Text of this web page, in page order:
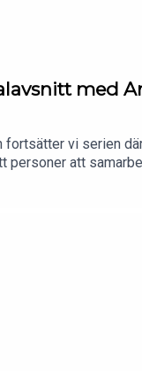
med
vi serien
att
topliners,
ringer
i musikbranschen.